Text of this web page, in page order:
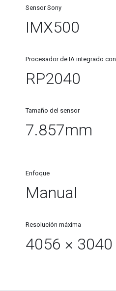
Tamaño del sensor
7.857mm
Procesador de IA integrado con
RP2040​
Resolución máxima
4056 × 3040
Enfoque
Manual
Sensor Sony
IMX500